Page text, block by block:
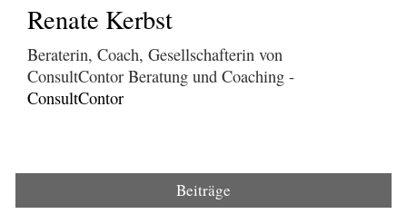
Renate Kerbst
Beraterin, Coach, Gesellschafterin von
ConsultContor Beratung und Coaching -
ConsultContor
Beiträge